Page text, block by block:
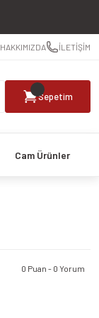
HAKKIMIZDA İLETİŞİM
Sepetim
Cam Ürünler
0 Puan - 0 Yorum